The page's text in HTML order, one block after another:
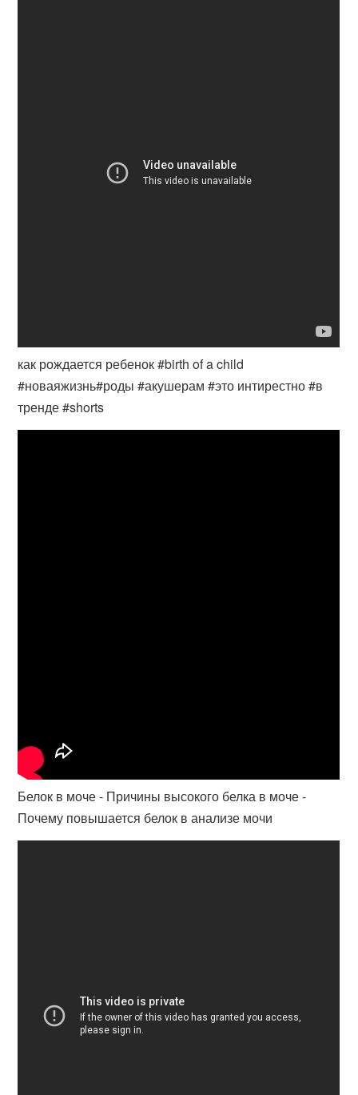
как рождается ребенок #birth of a child
#новаяжизнь#роды #акушерам #это интирестно #в
тренде #shorts
Белок в моче - Причины высокого белка в моче -
Почему повышается белок в анализе мочи